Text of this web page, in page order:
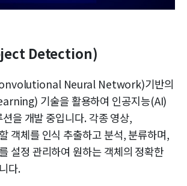
Detection)
Neural Network)기반의
기술을 활용하여 인공지능(AI)
을 개발 중입니다. 각종 영상,
객체를 인식 추출하고 분석, 분류하며,
설정 관리하여 원하는 객체의 정확한
다.